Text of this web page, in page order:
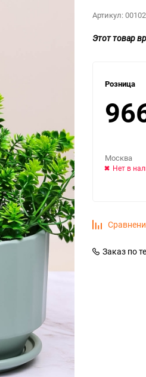
Артикул:
Этот товар
Розница
Москва
Нет в
Заказ по